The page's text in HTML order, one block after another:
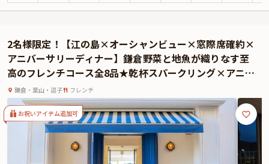
今回ご案内するのは、アンティーク家具とインド絵画に囲まれたテーブル席。
落ち着いた雰囲気のなかで、心のこもった料理とともにかけがえのない時間を
お過ごしいただけます。南インドの港町「ポンディシェリー」にインスパイア
された異国情緒と、民家をリノベーションした落ち着きある空間が絶妙に調和
し、まるで旅先のような非日常感を演出。
世代を超えて楽しめる優しい味わいと、こだわり抜かれた演出美。大切な方と
祝う特別な一日を、「Pondichery」で心温まる思い出にしませんか。
2名様限定！【江の島×オーシャンビュー×窓際席確約×
アニバーサリーディナー】鎌倉野菜と地魚が織りなす至
高のフレンチコース全8品★乾杯スパークリング×アニバ
ーサリープレートつき★
鎌倉・葉山・逗子 フレンチ
お祝いアイテム追加可